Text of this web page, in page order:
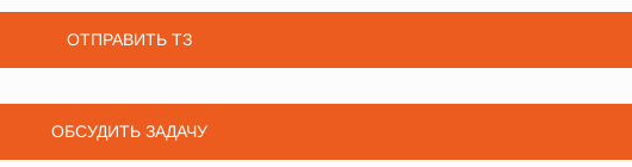
ОТПРАВИТЬ ТЗ
ОБСУДИТЬ ЗАДАЧУ